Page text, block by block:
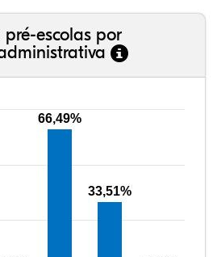
escolas por
66,49%
33,51%